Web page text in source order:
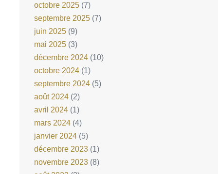
octobre 2025 (7)
septembre 2025 (7)
juin 2025 (9)
mai 2025 (3)
décembre 2024 (10)
octobre 2024 (1)
septembre 2024 (5)
août 2024 (2)
avril 2024 (1)
mars 2024 (4)
janvier 2024 (5)
décembre 2023 (1)
novembre 2023 (8)